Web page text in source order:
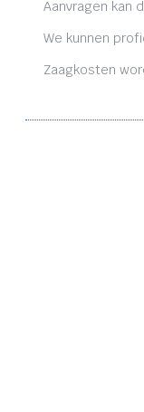
Aanvragen kan
We kunnen
Zaagkosten